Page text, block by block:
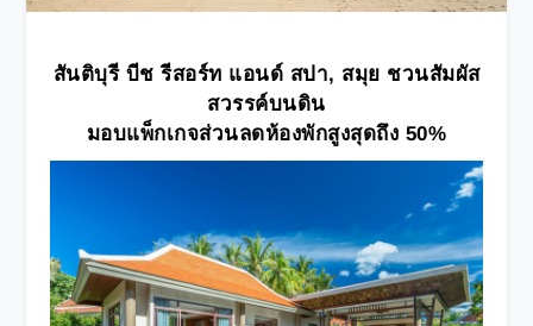
สันติบุรี บีช รีสอร์ท แอนด์ สปา, สมุย ชวนสัมผัส
สวรรค์บนดิน
มอบแพ็กเกจส่วนลดห้องพักสูงสุดถึง 50%